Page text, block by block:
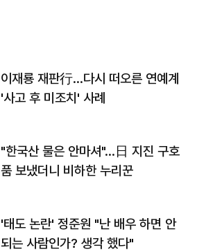
이재룡 재판行…다시 떠오른 연예계
'사고 후 미조치' 사례
"한국산 물은 안마셔"…日 지진 구호
품 보냈더니 비하한 누리꾼
'태도 논란' 정준원 "난 배우 하면 안
되는 사람인가? 생각 했다"